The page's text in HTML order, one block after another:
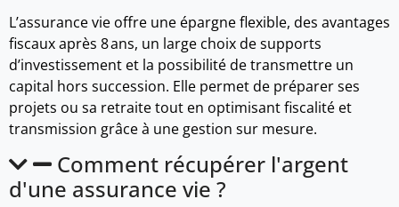
L’assurance vie offre une épargne flexible, des avantages
fiscaux après 8 ans, un large choix de supports
d’investissement et la possibilité de transmettre un
capital hors succession. Elle permet de préparer ses
projets ou sa retraite tout en optimisant fiscalité et
transmission grâce à une gestion sur mesure.
Comment récupérer l'argent
d'une assurance vie ?